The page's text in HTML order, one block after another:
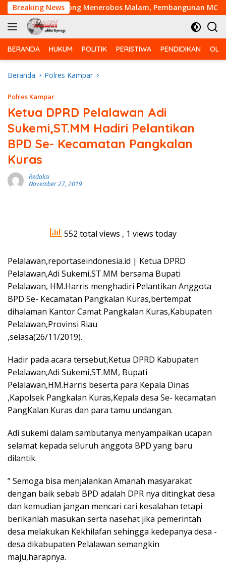
Langsung
ke
konten
Breaking News
Royong Menerobos Malam, Pembangunan MCK Dusun
BERANDA HUKUM POLITIK PERISTIWA PENDIDIKAN
Beranda Polres Kampar
Polres Kampar
Ketua DPRD Pelalawan Adi
Sukemi,ST.MM Hadiri Pelantikan
BPD Se- Kecamatan Pangkalan
Kuras
Redaksi
November 27, 2019
552 total views , 1 views today
Pelalawan,reportaseindonesia.id | Ketua DPRD
Pelalawan,Adi Sukemi,ST.MM bersama Bupati
Pelalawan, HM.Harris menghadiri Pelantikan Anggota
BPD Se- Kecamatan Pangkalan Kuras,bertempat
dihalaman Kantor Camat Pangkalan Kuras,Kabupaten
Pelalawan,Provinsi Riau
,selasa(26/11/2019).
Hadir pada acara tersebut,Ketua DPRD Kabupaten
Pelalawan,Adi Sukemi,ST.MM, Bupati
Pelalawan,HM.Harris beserta para Kepala Dinas
,Kapolsek Pangkalan Kuras,Kepala desa Se- kecamatan
PangKalan Kuras dan para tamu undangan.
Adi sukemi dalam sambutanya menyampaikan ucapan
selamat kepada seluruh anggota BPD yang baru
dilantik.
” Semoga bisa menjalankan Amanah masyarakat
dengan baik sebab BPD adalah DPR nya ditingkat desa
dan kemudian jangan mencari cari kesalahan tetapi
berikanlah masukan serta nasehat jika pemerintah
desa melakukan Kekhilafan sehingga kedepanya desa -
desa dikabupaten Pelalawan semangkin
maju,harapnya.